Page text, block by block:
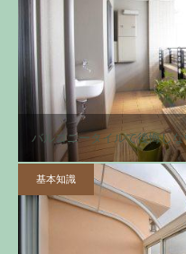
バルコニータイルで後悔し
基本知識